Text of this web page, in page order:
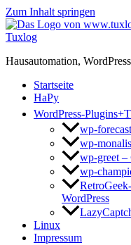
Zum Inhalt springen
Tuxlog
Hausautomation,
Startseite
HaPy
WordPress-
wp-
wp-
wp-greet –
wp-
WordPress
Linux
Impressum